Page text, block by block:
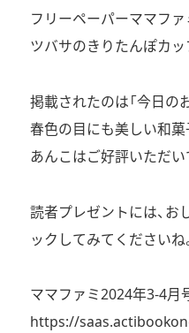
フリーペーパーママファ
ツバサのきりたんぽカ
掲載されたのは「今日の
春色の目にも美しい和
あんこはご好評いただい
読者プレゼントには、お
ックしてみてくださいね
ママファミ2024年3-4月
https://